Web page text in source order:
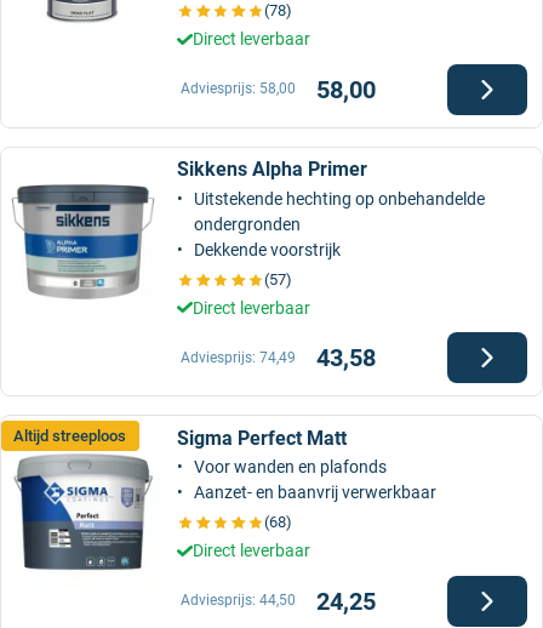
(78)
Direct leverbaar
58,00
Adviesprijs: 58,00
Sikkens Alpha Primer
Uitstekende hechting op onbehandelde
ondergronden
Dekkende voorstrijk
(57)
Direct leverbaar
43,58
Adviesprijs: 74,49
Altijd streeploos Sigma Perfect Matt
Voor wanden en plafonds
Aanzet- en baanvrij verwerkbaar
(68)
Direct leverbaar
24,25
Adviesprijs: 44,50